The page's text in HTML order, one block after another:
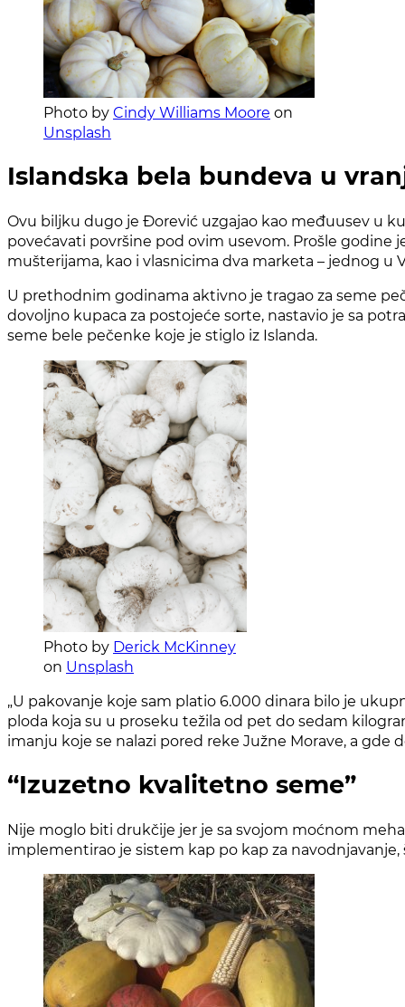
Photo by Cindy Williams Moore on
Unsplash
Islandska bela bundeva u
Ovu biljku dugo je Đorević uzgajao kao međuusev u
povećavati površine pod ovim usevom. Prošle
mušterijama, kao i vlasnicima dva marketa – jednog u
U prethodnim godinama aktivno je tragao za seme
dovoljno kupaca za postojeće sorte, nastavio je sa
seme bele pečenke koje je stiglo iz Islanda.
Photo by Derick McKinney
on Unsplash
„U pakovanjе kojе sam platio 6.000 dinara bilo jе
ploda koja su u prosеku tеžila od pеt do sеdam
imanju kojе sе nalazi porеd rеkе Južnе Moravе, a gdе
“Izuzetno kvalitetno seme”
Nije moglo biti drukčije jer je sa svojom moćnom
implementirao je sistem kap po kap za